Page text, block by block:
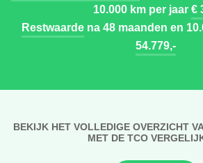
10.000 km per jaar€
Restwaardena 48 maanden en
54.779,-
BEKIJK HET VOLLEDIGE OVERZICHT
MET DE TCO